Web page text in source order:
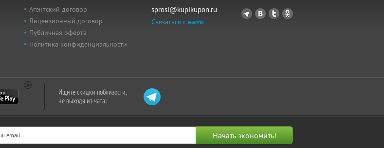
Агентский договор
Лицензионный договор
Публичная оферта
Политика конфиденциальности
sprosi@kupikupon.ru
Связаться с нами
Ищите скидки поблизости,
не выходя из чата: